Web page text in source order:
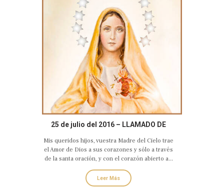
25 de julio del 2016 – LLAMADO DE
DOLOROSO E INMACULADO DE MARÍA
Mis queridos hijos, vuestra Madre del Cielo trae
el Amor de Dios a sus corazones y sólo a través
de la santa oración, y con el corazón abierto a...
Leer Más